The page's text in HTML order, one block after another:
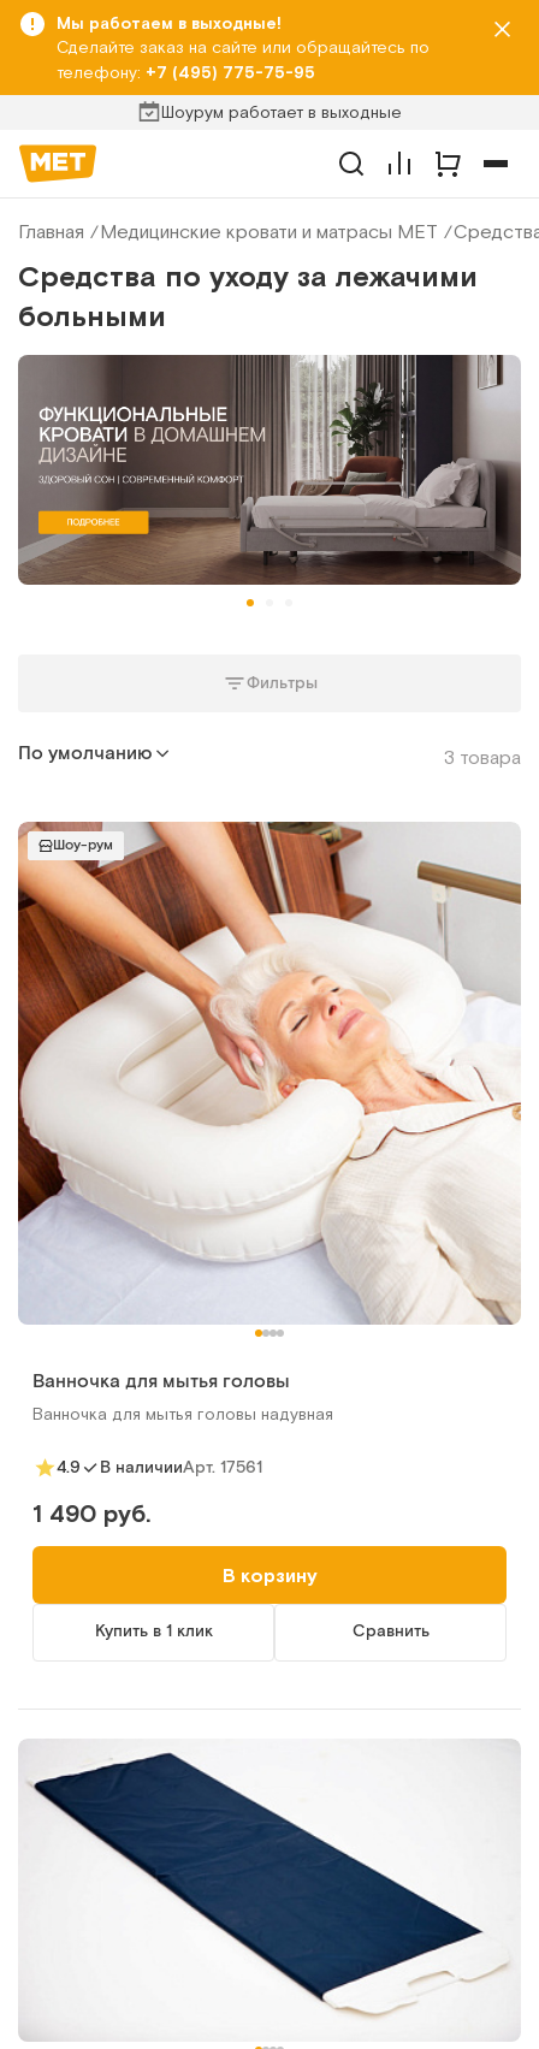
Мы работаем в выходные!
Сделайте заказ на сайте или обращайтесь по
телефону: +7 (495) 775-75-95
Шоурум работает в выходные
Главная Медицинские кровати и матрасы МЕТ
Средства по уходу за лежачими
больными
Фильтры
По умолчанию 3 товара
Шоу-рум
Ванночка для мытья головы
Ванночка для мытья головы надувная
4.9 В наличииАрт. 17561
1 490 руб.
В корзину
Купить в 1 клик Сравнить